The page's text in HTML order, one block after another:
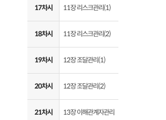
17차시 11장 리스크관리(1)
18차시 11장 리스크관리(2)
19차시 12장 조달관리(1)
20차시 12장 조달관리(2)
21차시 13장 이해관계자관리